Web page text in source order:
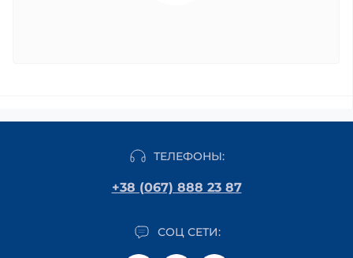
ТЕЛЕФОНЫ:
+38 (067) 888 23 87
СОЦ СЕТИ: